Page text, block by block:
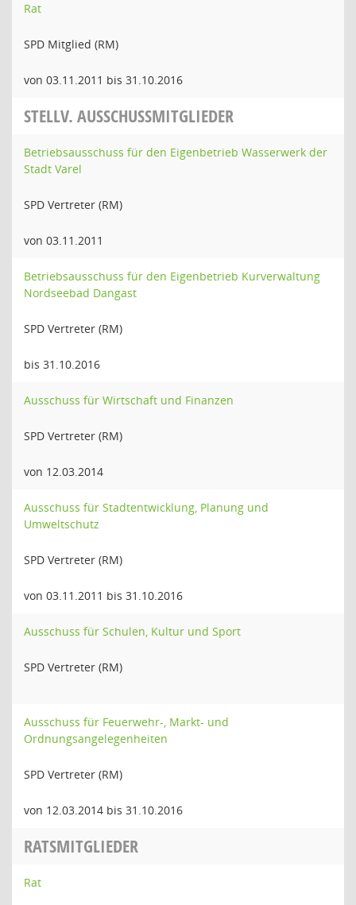
Rat
SPD Mitglied (RM)
von 03.11.2011 bis 31.10.2016
STELLV. AUSSCHUSSMITGLIEDER
Betriebsausschuss für den Eigenbetrieb Wasserwerk der
Stadt Varel
SPD Vertreter (RM)
von 03.11.2011
Betriebsausschuss für den Eigenbetrieb Kurverwaltung
Nordseebad Dangast
SPD Vertreter (RM)
bis 31.10.2016
Ausschuss für Wirtschaft und Finanzen
SPD Vertreter (RM)
von 12.03.2014
Ausschuss für Stadtentwicklung, Planung und
Umweltschutz
SPD Vertreter (RM)
von 03.11.2011 bis 31.10.2016
Ausschuss für Schulen, Kultur und Sport
SPD Vertreter (RM)
Ausschuss für Feuerwehr-, Markt- und
Ordnungsangelegenheiten
SPD Vertreter (RM)
von 12.03.2014 bis 31.10.2016
RATSMITGLIEDER
Rat